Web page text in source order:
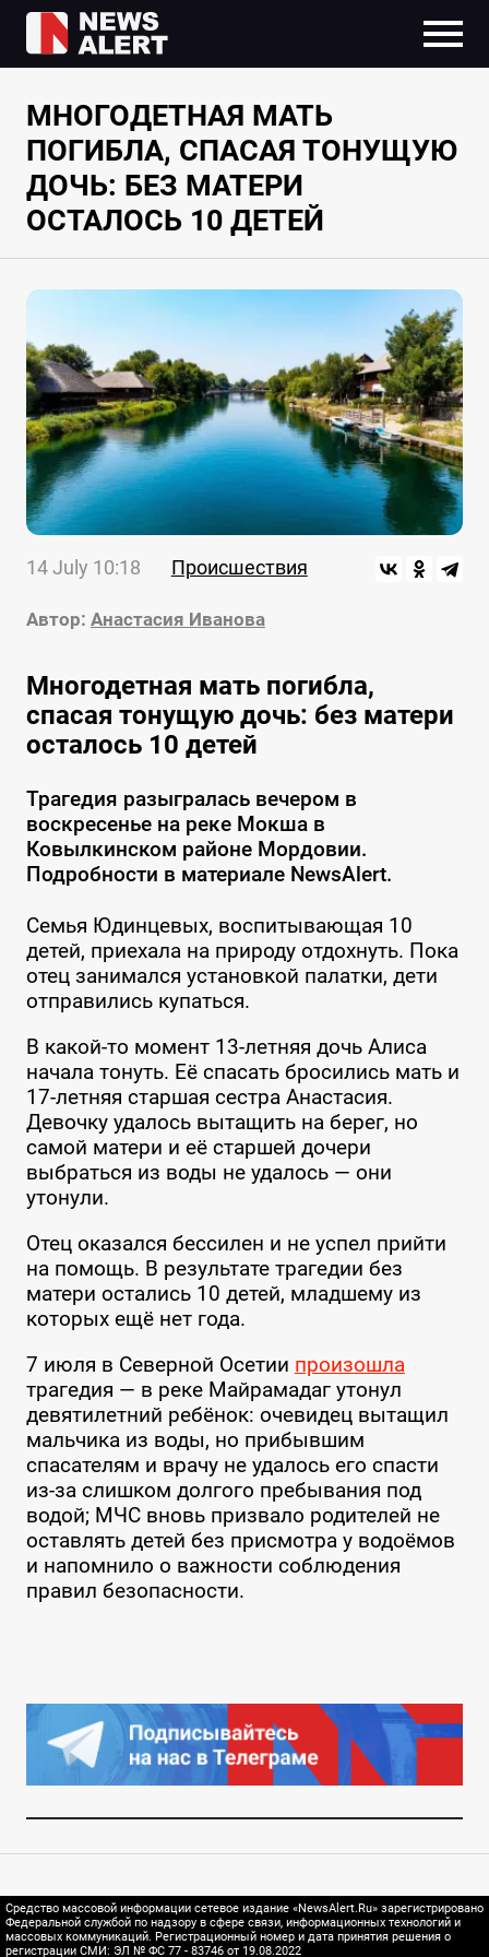
МНОГОДЕТНАЯ МАТЬ
ПОГИБЛА, СПАСАЯ ТОНУЩУЮ
ДОЧЬ: БЕЗ МАТЕРИ
ОСТАЛОСЬ 10 ДЕТЕЙ
14 July 10:18 Происшествия
Автор: Анастасия Иванова
Многодетная мать погибла,
спасая тонущую дочь: без матери
осталось 10 детей
Трагедия разыгралась вечером в
воскресенье на реке Мокша в
Ковылкинском районе Мордовии.
Подробности в материале NewsAlert.
Семья Юдинцевых, воспитывающая 10
детей, приехала на природу отдохнуть. Пока
отец занимался установкой палатки, дети
отправились купаться.
В какой-то момент 13-летняя дочь Алиса
начала тонуть. Её спасать бросились мать и
17-летняя старшая сестра Анастасия.
Девочку удалось вытащить на берег, но
самой матери и её старшей дочери
выбраться из воды не удалось — они
утонули.
Отец оказался бессилен и не успел прийти
на помощь. В результате трагедии без
матери остались 10 детей, младшему из
которых ещё нет года.
7 июля в Северной Осетии произошла
трагедия — в реке Майрамадаг утонул
девятилетний ребёнок: очевидец вытащил
мальчика из воды, но прибывшим
спасателям и врачу не удалось его спасти
из-за слишком долгого пребывания под
водой; МЧС вновь призвало родителей не
оставлять детей без присмотра у водоёмов
и напомнило о важности соблюдения
правил безопасности.
Средство массовой информации сетевое издание «NewsAlert.Ru» зарегистрировано
Федеральной службой по надзору в сфере связи, информационных технологий и
массовых коммуникаций. Регистрационный номер и дата принятия решения о
регистрации СМИ: ЭЛ № ФС 77 - 83746 от 19.08.2022